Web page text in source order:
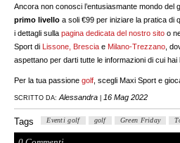
Ancora non conosci l’entusiasmante mondo del
primo livello a soli €99 per iniziare la pratica di
i dettagli sullapagina dedicata del nostro sito o
Sport di Lissone, Brescia e Milano-Trezzano ,
aspettano per darti tutte le informazioni di cui hai
Per la tua passionegolf , scegli Maxi Sport e
SCRITTO DA: Alessandra 16 Mag 2022
Tags Eventi golf golf Green Friday